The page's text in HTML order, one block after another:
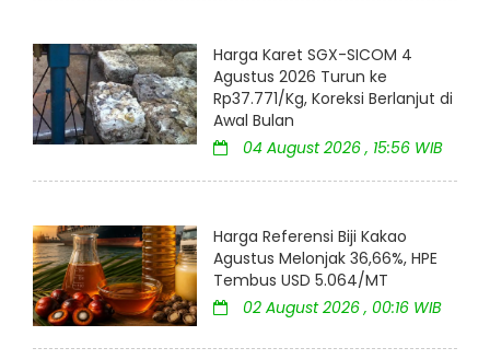
Harga Karet SGX-SICOM 4
Agustus 2026 Turun ke
Rp37.771/Kg, Koreksi Berlanjut di
Awal Bulan
04 August 2026 , 15:56 WIB
Harga Referensi Biji Kakao
Agustus Melonjak 36,66%, HPE
Tembus USD 5.064/MT
02 August 2026 , 00:16 WIB